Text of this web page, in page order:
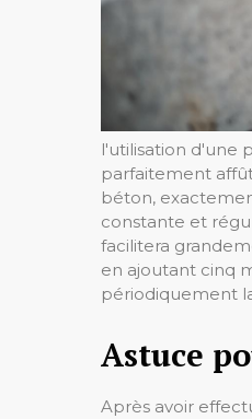
l'utilisation d'une
parfaitement
béton,
constante et
facilitera
en ajoutant cinq
périodiquement
Astuce
Après avoir